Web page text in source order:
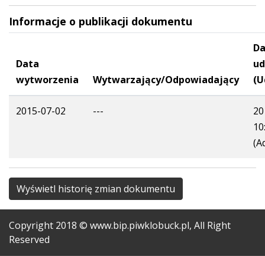
Informacje o publikacji dokumentu
Data
wytworzenia
Wytwarzający/Odpowiadający
2015-07-02 ---
Wyświetl historię zmian dokumentu
Copyright 2018 © www.bip.piwklobuck.pl, All Right
Reserved